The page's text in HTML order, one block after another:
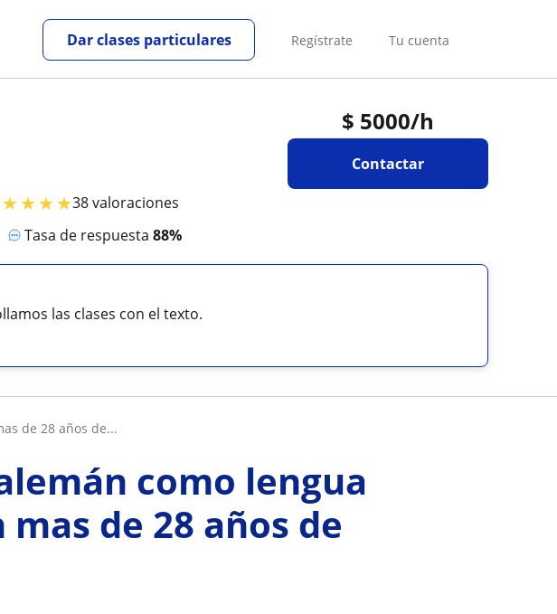
Regístrate Tu cuenta
Dar clases particulares
$ 5000/h
Contactar
★★★★38 valoraciones
Tasa de respuesta88%
las clases con el texto.
de 28 años de...
como lengua
de 28 años de